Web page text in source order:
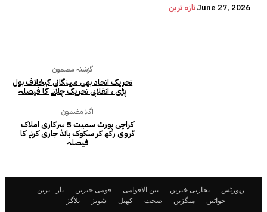
تازہ ترینJune 27, 2026
گزشتہ مضمون
تحریک اتحاد بھی مہنگائی کیخلاف بول
پڑی ، انقلابی تحریک چلانے کا فیصلہ
اگلا مضمون
کراچی پورٹ سمیت 5 سرکاری املاک
گروی رکھ کر سکوک بانڈ جاری کرنے کا
فیصلہ
تازہ ترین قومی خبریں بین الاقوامی تجارتی خبریں
رپورٹس
بلاگز
شوبز کھیل صحت میگزین
خواتین